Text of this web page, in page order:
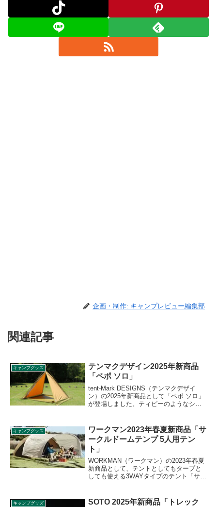
企画・制作: キャンプレビュー編集部
関連記事
キャンプグッズ
テンマクデザイン2025年新商品
「ペポ ソロ」
tent-Mark DESIGNS（テンマクデザイ
ン）の2025年新商品として「ペポ ソロ」
が登場しました。ティピーのようなシル
サイズ感です。詳細をレビューします。
キャンプグッズ
ワークマン2023年春夏新商品「サ
ークルドームテンプ 5人用テン
ト」
WORKMAN（ワークマン）の2023年春夏
新商品として、テントとしてもタープと
しても使える3WAYタイプのテント「サー
予定です。詳細をレビューします。
キャンプグッズ
SOTO 2025年新商品「トレック